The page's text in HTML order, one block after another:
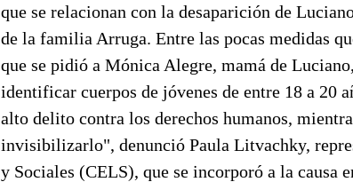
que se relacionan con la desaparición de
de la familia Arruga. Entre las pocas medidas
que se pidió a Mónica Alegre, mamá de
identificar cuerpos de jóvenes de entre 18 a 20
alto delito contra los derechos humanos,
invisibilizarlo", denunció Paula Litvachky,
y Sociales (CELS), que se incorporó a la causa